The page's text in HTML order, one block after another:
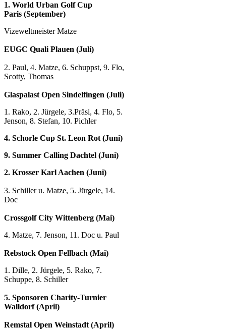
1. World Urban Golf Cup
Paris (September)
Vizeweltmeister Matze
EUGC Quali Plauen (Juli)
2. Paul, 4. Matze, 6. Schuppst, 9. Flo,
Scotty, Thomas
Glaspalast Open Sindelfingen (Juli)
1. Rako, 2. Jürgele, 3.Präsi, 4. Flo, 5.
Jenson, 8. Stefan, 10. Pichler
4. Schorle Cup St. Leon Rot(Juni)
9. Summer Calling Dachtel (Juni)
2. Krosser Karl Aachen (Juni)
3. Schiller u. Matze, 5. Jürgele, 14.
Doc
Crossgolf City Wittenberg (Mai)
4. Matze, 7. Jenson, 11. Doc u. Paul
Rebstock Open Fellbach (Mai)
1. Dille, 2. Jürgele, 5. Rako, 7.
Schuppe, 8. Schiller
5. Sponsoren Charity-Turnier
Walldorf (April)
Remstal Open Weinstadt (April)